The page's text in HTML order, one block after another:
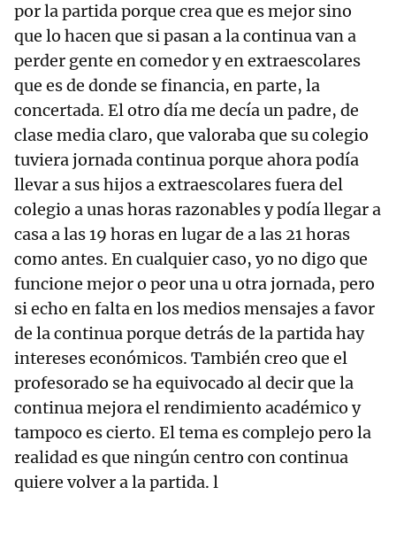
por la partida porque crea que es mejor sino
que lo hacen que si pasan a la continua van a
perder gente en comedor y en extraescolares
que es de donde se financia, en parte, la
concertada. El otro día me decía un padre, de
clase media claro, que valoraba que su colegio
tuviera jornada continua porque ahora podía
llevar a sus hijos a extraescolares fuera del
colegio a unas horas razonables y podía llegar a
casa a las 19 horas en lugar de a las 21 horas
como antes. En cualquier caso, yo no digo que
funcione mejor o peor una u otra jornada, pero
si echo en falta en los medios mensajes a favor
de la continua porque detrás de la partida hay
intereses económicos. También creo que el
profesorado se ha equivocado al decir que la
continua mejora el rendimiento académico y
tampoco es cierto. El tema es complejo pero la
realidad es que ningún centro con continua
quiere volver a la partida. l